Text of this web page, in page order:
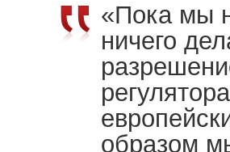
«Пока мы
ничего
образом